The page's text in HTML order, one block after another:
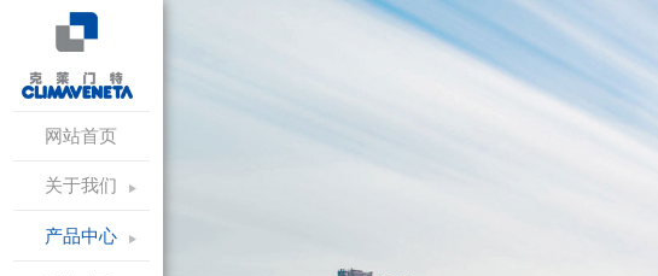
网站首页
关于我们
产品中心